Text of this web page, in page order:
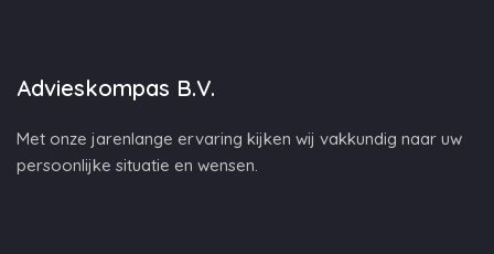
Advieskompas B.V.
Met onze jarenlange ervaring kijken wij vakkundig naar uw
persoonlijke situatie en wensen.